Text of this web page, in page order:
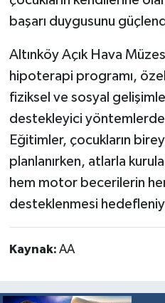
başarı duygusunu
Altınköy Açık Hava
hipoterapi programı,
fiziksel ve sosyal
destekleyici
Eğitimler, çocukların
planlanırken, atlarla
hem motor becerilerin
desteklenmesi
Kaynak: AA
Video Galeri
Yaşam
Yemek Tarifleri